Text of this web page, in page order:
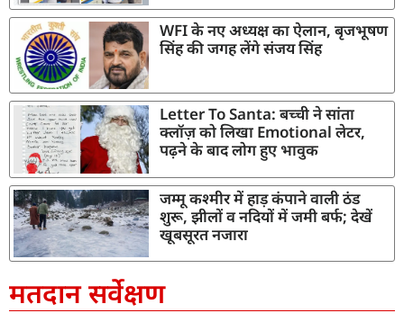
WFI के नए अध्यक्ष का ऐलान, बृजभूषण
सिंह की जगह लेंगे संजय सिंह
Letter To Santa: बच्ची ने सांता
क्लॉज़ को लिखा Emotional लेटर,
पढ़ने के बाद लोग हुए भावुक
जम्मू कश्मीर में हाड़ कंपाने वाली ठंड
शुरू, झीलों व नदियों में जमी बर्फ; देखें
खूबसूरत नजारा
मतदान सर्वेक्षण